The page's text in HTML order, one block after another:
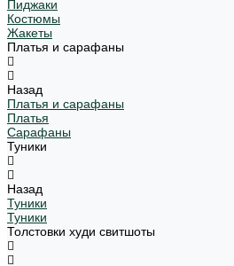
Пиджаки
Костюмы
Жакеты
Платья и сарафаны
Назад
Платья и сарафаны
Платья
Сарафаны
Туники
Назад
Туники
Туники
Толстовки худи свитшоты